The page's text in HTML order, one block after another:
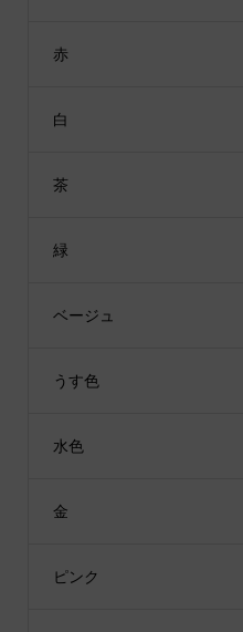
赤
白
茶
緑
ベージュ
うす色
水色
金
ピンク